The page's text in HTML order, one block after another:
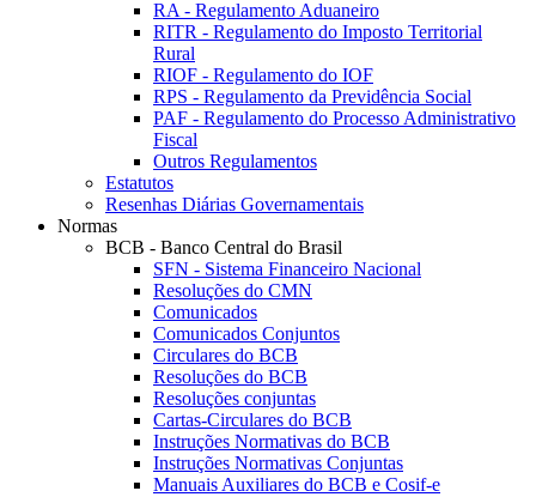
RA - Regulamento Aduaneiro
RITR - Regulamento do Imposto Territorial
Rural
RIOF - Regulamento do IOF
RPS - Regulamento da Previdência Social
PAF - Regulamento do Processo Administrativo
Fiscal
Outros Regulamentos
Estatutos
Resenhas Diárias Governamentais
Normas
BCB - Banco Central do Brasil
SFN - Sistema Financeiro Nacional
Resoluções do CMN
Comunicados
Comunicados Conjuntos
Circulares do BCB
Resoluções do BCB
Resoluções conjuntas
Cartas-Circulares do BCB
Instruções Normativas do BCB
Instruções Normativas Conjuntas
Manuais Auxiliares do BCB e Cosif-e